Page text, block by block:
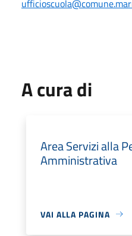
A cura di
Area Servizi alla
Amministrativa
VAI ALLA PAGINA